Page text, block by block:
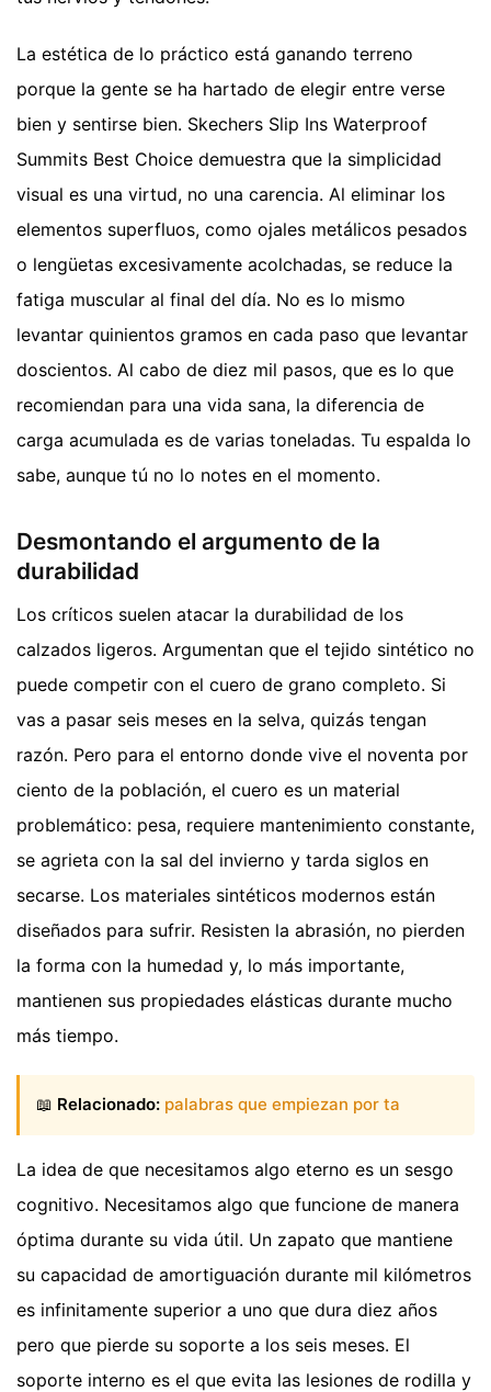
La estética de lo práctico está ganando terreno
porque la gente se ha hartado de elegir entre verse
bien y sentirse bien. Skechers Slip Ins Waterproof
Summits Best Choice demuestra que la simplicidad
visual es una virtud, no una carencia. Al eliminar los
elementos superfluos, como ojales metálicos pesados
o lengüetas excesivamente acolchadas, se reduce la
fatiga muscular al final del día. No es lo mismo
levantar quinientos gramos en cada paso que levantar
doscientos. Al cabo de diez mil pasos, que es lo que
recomiendan para una vida sana, la diferencia de
carga acumulada es de varias toneladas. Tu espalda lo
sabe, aunque tú no lo notes en el momento.
Desmontando el argumento de la
durabilidad
Los críticos suelen atacar la durabilidad de los
calzados ligeros. Argumentan que el tejido sintético no
puede competir con el cuero de grano completo. Si
vas a pasar seis meses en la selva, quizás tengan
razón. Pero para el entorno donde vive el noventa por
ciento de la población, el cuero es un material
problemático: pesa, requiere mantenimiento constante,
se agrieta con la sal del invierno y tarda siglos en
secarse. Los materiales sintéticos modernos están
diseñados para sufrir. Resisten la abrasión, no pierden
la forma con la humedad y, lo más importante,
mantienen sus propiedades elásticas durante mucho
más tiempo.
📖 Relacionado: palabras que empiezan por ta
La idea de que necesitamos algo eterno es un sesgo
cognitivo. Necesitamos algo que funcione de manera
óptima durante su vida útil. Un zapato que mantiene
su capacidad de amortiguación durante mil kilómetros
es infinitamente superior a uno que dura diez años
pero que pierde su soporte a los seis meses. El
soporte interno es el que evita las lesiones de rodilla y